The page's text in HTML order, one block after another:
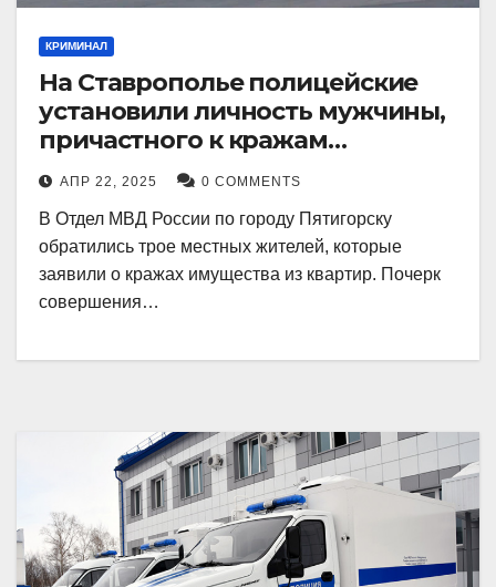
КРИМИНАЛ
На Ставрополье полицейские
установили личность мужчины,
причастного к кражам
имущества из квартир в
Пятигорске
АПР 22, 2025 0 COMMENTS
В Отдел МВД России по городу Пятигорску
обратились трое местных жителей, которые
заявили о кражах имущества из квартир. Почерк
совершения…